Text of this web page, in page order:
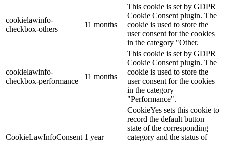
cookielawinfo-
checkbox-others
11 months
This cookie is set by GDPR
Cookie Consent plugin. The
cookie is used to store the
user consent for the cookies
in the category "Other.
cookielawinfo-
checkbox-performance
11 months
This cookie is set by GDPR
Cookie Consent plugin. The
cookie is used to store the
user consent for the cookies
in the category
"Performance".
CookieLawInfoConsent 1 year
CookieYes sets this cookie to
record the default button
state of the corresponding
category and the status of